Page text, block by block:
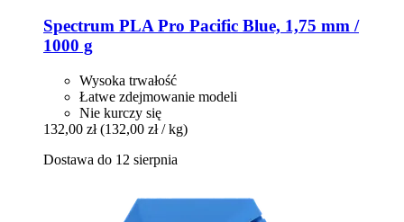
Spectrum PLA Pro Pacific Blue, 1,75 mm /
1000 g
Wysoka trwałość
Łatwe zdejmowanie modeli
Nie kurczy się
132,00 zł (132,00 zł / kg)
Dostawa do 12 sierpnia